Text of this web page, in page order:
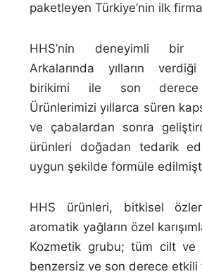
paketleyen Türkiye’nin ilk
HHS’nin deneyimli bir
Arkalarında yılların
birikimi ile son derece
Ürünlerimizi yıllarca süren
ve çabalardan sonra
ürünleri doğadan tedarik
uygun şekilde formüle
HHS ürünleri, bitkisel
aromatik yağların özel
Kozmetik grubu; tüm cilt ve
benzersiz ve son derece etkili